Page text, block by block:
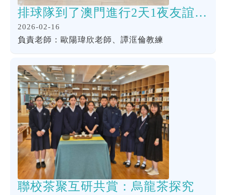
排球隊到了澳門進行2天1夜友誼賽，與澳門培正中學比賽，為全港學界精英排球比賽作好準備。
2026-02-16
負責老師：歐陽瑋欣老師、譚洭倫教練
聯校茶聚互研共賞：烏龍茶探究